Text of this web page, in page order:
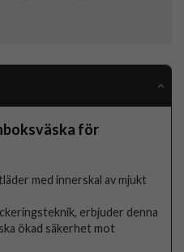
för
med innerskal av mjukt
erbjuder denna
ökad säkerhet mot